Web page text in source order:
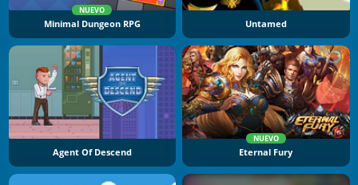
NUEVO
Minimal Dungeon RPG Untamed
Agent Of Descend
NUEVO
Eternal Fury